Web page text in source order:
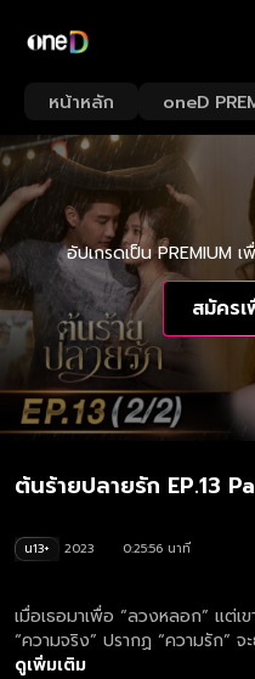
หน้าหลัก oneD
อัปเกรดเป็น PREMIUM
สมัคร
ต้นร้ายปลายรัก EP.13
น13+ 2023
0:25:56 นาที
เมื่อเธอมาเพื่อ “ลวงหลอก” แต่
“ความจริง” ปรากฏ “ความรัก”
ดูเพิ่มเติม